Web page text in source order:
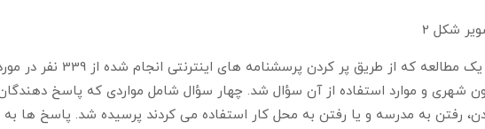
شکل 2
در یک مطالعه که از
شهری و موارد استفاده از آن سؤال شد. چهار سؤال شامل مواردی که پاسخ
رفتن به مدرسه و یا رفتن به محل کار استفاده می کردند پرسیده شد. پاسخ ها